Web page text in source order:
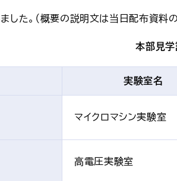
した。（概要の説明文は当日配布資料の
本部見
実験室名
マイクロマシン実験室
高電圧実験室